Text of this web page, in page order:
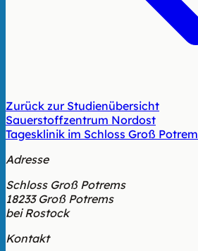
Zurück zur Studienübersicht
Sauerstoffzentrum Nordost
Tagesklinik im Schloss Groß
Adresse
Schloss Groß Potrems
18233 Groß Potrems
bei Rostock
Kontakt